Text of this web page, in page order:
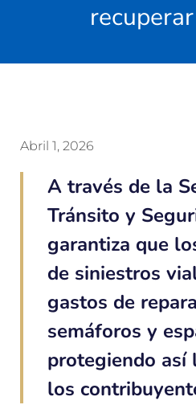
Abril 1, 2026
A través de la
Tránsito y
garantiza que
de siniestros
gastos de
semáforos y
protegiendo así
los